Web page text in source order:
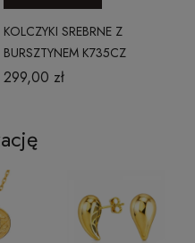
KOLCZYKI SREBRNE Z
BURSZTYNEM K735CZ
299,00 zł